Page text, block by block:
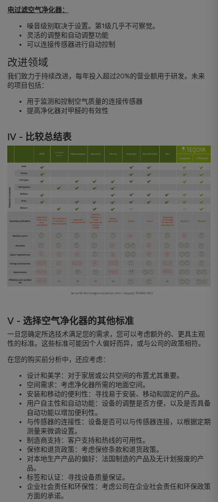
电过滤空气净化器：
噪音级别取决于设置。第1级几乎不可察觉。
灵活的调整和自动调整功能
可以连接传感器进行自动控制
改进领域
我们致力于持续改进，每年投入超过20%的营业额用于研发。未来
的项目包括：
用于监测和控制空气质量的连接传感器
提高净化器对甲醛的有效性
IV - 比较总结表
V - 选择空气净化器的其他标准
一旦您确定所选技术满足您的需求，您可以考虑额外的、更具主观
性的标准。这些标准可能因个人偏好而异，或与公司的政策相符。
在您的购买前分析中，还应考虑：
设计和美学：对于家居或公共空间的布置尤其重要。
空间需求：考虑净化器所需的地面空间。
安装和移动的便利性：寻找易于安装、移动和固定的产品。
用户自主性和自动功能：设备的调整是否方便，以及是否具备
自动功能以增加便利性。
与传感器的连接性：设备是否可以与传感器连接，以根据定期
测量来微调设置。
制造商支持：客户支持和热线的可用性。
保修和退货政策：考虑保修条款和退货政策。
对本地生产产品的偏好：法国制造的产品及无计划报废的产
品。
标签和认证：寻找设备质量保证。
企业社会责任和环保性：考虑公司在企业社会责任和环保政策
方面的承诺。